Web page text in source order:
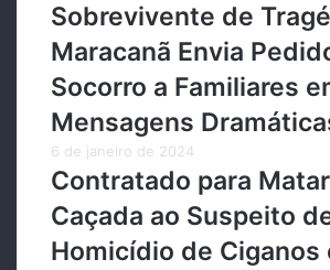
Sobrevivente de
Maracanã Envia
Socorro a Familiares
Mensagens
6 de janeiro de 2024
Contratado para
Caçada ao Suspeito
Homicídio de Ciganos